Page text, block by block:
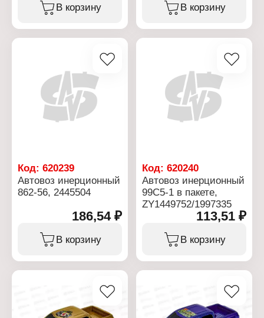
В корзину В корзину
Код: 620239
Автовоз инерционный
862-56, 2445504
186,54 ₽
В корзину
Код:620240
Автовоз инерционный
99С5-1 в пакете,
ZY1449752/1997335
113,51 ₽
В корзину